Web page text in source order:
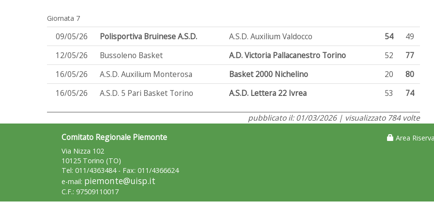
Giornata 7
09/05/26 Polisportiva Bruinese A.S.D. A.S.D. Auxilium Valdocco 54
49
12/05/26
Bussoleno Basket A.D. Victoria Pallacanestro Torino 52
77
16/05/26
A.S.D. Auxilium Monterosa Basket 2000 Nichelino 20
80
16/05/26
A.S.D. 5 Pari Basket Torino A.S.D. Lettera 22 Ivrea 53 74
pubblicato il: 01/03/2026 | visualizzato 784 volte
Comitato Regionale Piemonte
Via Nizza 102
10125 Torino (TO)
Tel: 011/4363484 - Fax: 011/4366624
e-mail: piemonte@uisp.it
C.F.: 97509110017
Area